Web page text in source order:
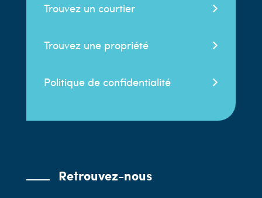
Trouvez un courtier
Trouvez une propriété
Politique de confidentialité
Retrouvez-nous